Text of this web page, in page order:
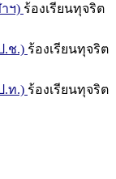
ฯ) ร้องเรียนทุจริต
.ช.) ร้องเรียนทุจริต
.ท.) ร้องเรียนทุจริต